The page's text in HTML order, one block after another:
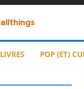
LIVRES POP (ET)